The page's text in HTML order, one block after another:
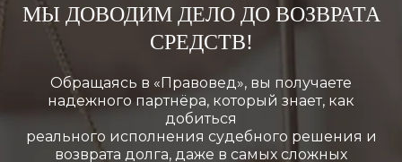
МЫ ДОВОДИМ ДЕЛО ДО ВОЗВРАТА
СРЕДСТВ!
Обращаясь в «Правовед», вы получаете
надежного партнёра, который знает, как
добиться
реального исполнения судебного решения и
возврата долга, даже в самых сложных